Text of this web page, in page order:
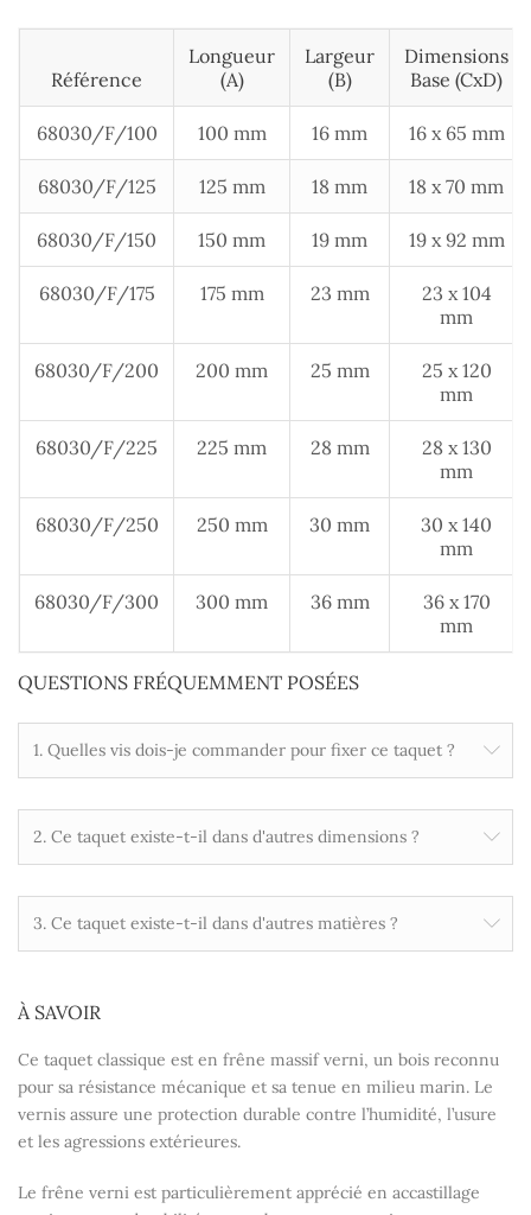
Référence
Longueur
(A)
Largeur
(B)
Dimensions
Base (cxD)
68030/F/100 100 mm 16 mm 16 x 65 mm
68030/F/125 125 mm 18 mm 18 x 70 mm
68030/F/150 150 mm 19 mm 19 x 92 mm
68030/F/175 175 mm 23 mm
23 x 104
mm
68030/F/200 200 mm 25 mm
25 x 120
mm
68030/F/225 225 mm 28 mm
28 x 130
mm
68030/F/250 250 mm 30 mm
30 x 140
mm
68030/F/300 300 mm 36 mm
36 x 170
mm
QUESTIONS FRÉQUEMMENT POSÉES
1. Quelles vis dois-je commander pour fixer ce taquet ?
2. Ce taquet existe-t-il dans d'autres dimensions ?
3. Ce taquet existe-t-il dans d'autres matières ?
À SAVOIR
Ce taquet classique est en frêne massif verni, un bois reconnu
pour sa résistance mécanique et sa tenue en milieu marin. Le
vernis assure une protection durable contre l’humidité, l’usure
et les agressions extérieures.
Le frêne verni est particulièrement apprécié en accastillage